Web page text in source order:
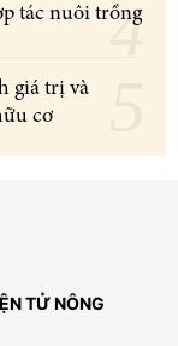
tác nuôi trồng
giá trị và
cơ
TỬ NÔNG